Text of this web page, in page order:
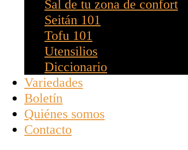
Sal de tu zona de confort
Seitán 101
Tofu 101
Utensilios
Diccionario
Variedades
Boletín
Quiénes somos
Contacto